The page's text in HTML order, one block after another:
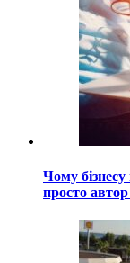
Чому бізнесу
просто автор